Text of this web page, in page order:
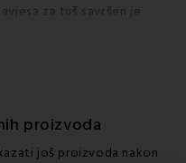
za tuš savršen je
proizvoda
još proizvoda nakon